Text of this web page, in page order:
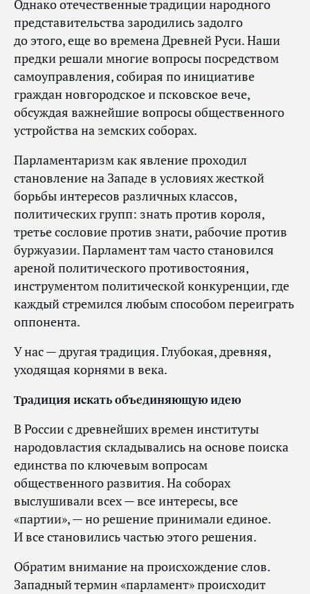
Однако отечественные традиции народного
представительства зародились задолго
до этого, еще во времена Древней Руси. Наши
предки решали многие вопросы посредством
самоуправления, собирая по инициативе
граждан новгородское и псковское вече,
обсуждая важнейшие вопросы общественного
устройства на земских соборах.
Парламентаризм как явление проходил
становление на Западе в условиях жесткой
борьбы интересов различных классов,
политических групп: знать против короля,
третье сословие против знати, рабочие против
буржуазии. Парламент там часто становился
ареной политического противостояния,
инструментом политической конкуренции, где
каждый стремился любым способом переиграть
оппонента.
У нас — другая традиция. Глубокая, древняя,
уходящая корнями в века.
Традиция искать объединяющую идею
В России с древнейших времен институты
народовластия складывались на основе поиска
единства по ключевым вопросам
общественного развития. На соборах
выслушивали всех — все интересы, все
«партии», — но решение принимали единое.
И все становились частью этого решения.
Обратим внимание на происхождение слов.
Западный термин «парламент» происходит